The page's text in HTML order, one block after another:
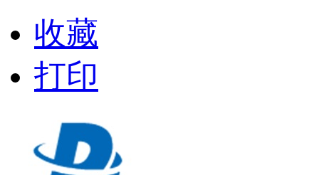
收藏
打印